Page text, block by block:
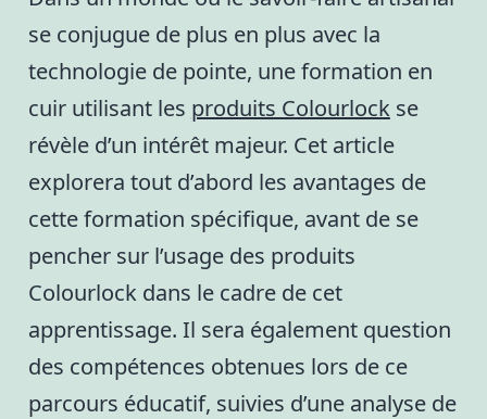
se conjugue de plus en plus avec la
technologie de pointe, une formation en
cuir utilisant les produits Colourlockse
révèle d’un intérêt majeur. Cet article
explorera tout d’abord les avantages de
cette formation spécifique, avant de se
pencher sur l’usage des produits
Colourlock dans le cadre de cet
apprentissage. Il sera également question
des compétences obtenues lors de ce
parcours éducatif, suivies d’une analyse de